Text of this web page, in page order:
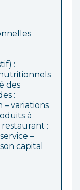
:
nutritionnels
des
:
variations
à
:
–
capital